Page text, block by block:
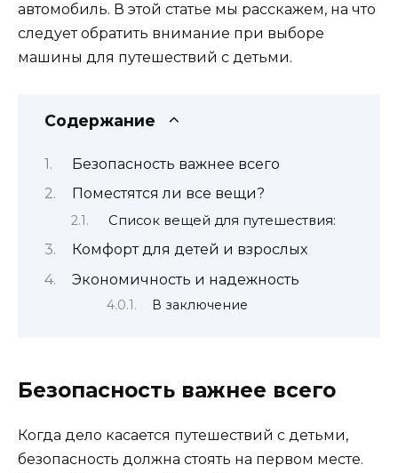
автомобиль. В этой статье мы расскажем, на что
следует обратить внимание при выборе
машины для путешествий с детьми.
Содержание
Безопасность важнее всего
Поместятся ли все вещи?
Список вещей для путешествия:
Комфорт для детей и взрослых
Экономичность и надежность
В заключение
Безопасность важнее всего
Когда дело касается путешествий с детьми,
безопасность должна стоять на первом месте.